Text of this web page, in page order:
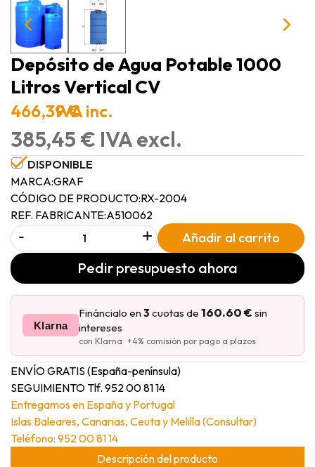
Depósito de Agua Potable 1000
Litros Vertical CV
466,39 €IVA inc.
385,45 € IVA excl.
DISPONIBLE
MARCA:GRAF
CÓDIGO DE PRODUCTO:RX-2004
REF. FABRICANTE:A510062
- + Añadir al carrito
Pedir presupuesto ahora
Klarna
Fináncialo en3 cuotas de 160.60 € sin
intereses
con Klarna · +4% comisión por pago a plazos
ENVÍO GRATIS (España-península)
SEGUIMIENTO Tlf. 952 00 81 14
Entregamos en España y Portugal
Islas Baleares, Canarias, Ceuta y Melilla (Consultar)
Teléfono: 952 00 81 14
Descripción del producto